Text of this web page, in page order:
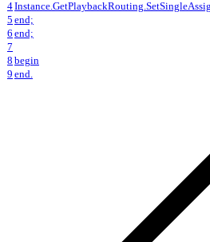
4
5 end;
6 end;
7
8 begin
9 end.